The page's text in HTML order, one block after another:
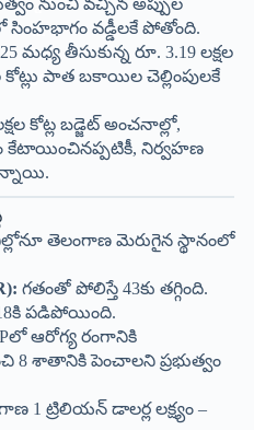
నుంచి వచ్చిన అప్పుల
సింహభాగం వడ్డీలకే పోతోంది.
మధ్య తీసుకున్న రూ. 3.19 లక్షల
కోట్లు పాత బకాయిల చెల్లింపులకే
కోట్ల బడ్జెట్ అంచనాల్లో,
కేటాయించినప్పటికీ, నిర్వహణ
తెలంగాణ మెరుగైన స్థానంలో
గతంతో పోలిస్తే 43కు తగ్గింది.
పడిపోయింది.
ఆరోగ్య రంగానికి
8 శాతానికి పెంచాలని ప్రభుత్వం
1 ట్రిలియన్ డాలర్ల లక్ష్యం –